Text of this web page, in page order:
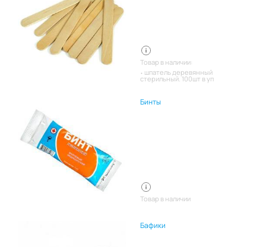
Товар в наличии:
шпатель деревянный
стерильный. 100шт в уп
Бинты
Товар в наличии
Бафики